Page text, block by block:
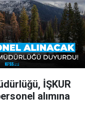
İŞKUR
alımına